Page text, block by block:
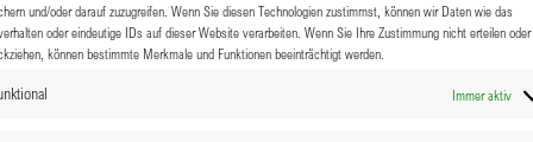
und/oder darauf zuzugreifen. Wenn Sie diesen Technologien zustimmst, können wir Daten wie das
oder eindeutige IDs auf dieser Website verarbeiten. Wenn Sie Ihre Zustimmung nicht erteilen oder
können bestimmte Merkmale und Funktionen beeinträchtigt werden.
Immer aktiv
dass dir überhaupt noch [...]